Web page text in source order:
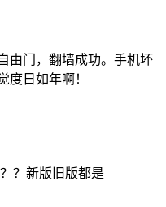
由门，翻墙成功。手机坏
度日如年啊！
？新版旧版都是